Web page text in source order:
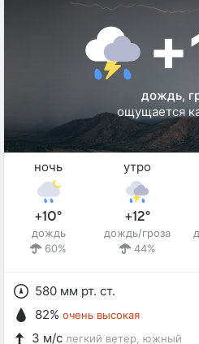
дождь,
ощущается
ночь
+10°
дождь
60%
утро
+12°
дождь/гроза
44%
580 мм рт. ст.
82% очень высокая
3 м/с легкий ветер , южный